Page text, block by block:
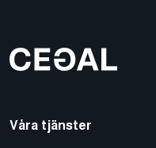
Våra tjänster